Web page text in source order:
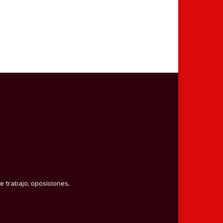
trabajo, oposiciones,